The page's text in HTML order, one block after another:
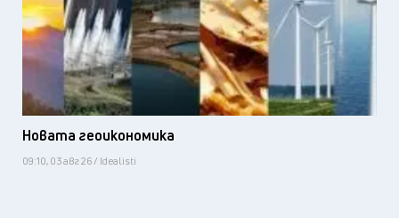
Новата геоикономика
09:10, 03 авг 26 / Idealisti